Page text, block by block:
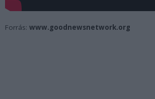
Forrás: www.goodnewsnetwork.org